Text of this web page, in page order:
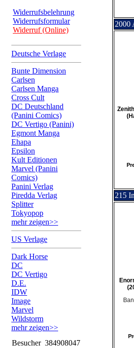
Widerrufsbelehrung
Widerrufsformular
Widerruf (Online)
Deutsche Verlage
Bunte Dimension
Carlsen
Carlsen Manga
Cross Cult
DC Deutschland
(Panini Comics)
DC Vertigo (Panini)
Egmont Manga
Ehapa
Epsilon
Kult Editionen
Marvel (Panini
Comics)
Panini Verlag
Piredda Verlag
Splitter
Tokyopop
mehr zeigen>>
US Verlage
Dark Horse
DC
DC Vertigo
D.E.
IDW
Image
Marvel
Wildstorm
mehr zeigen>>
Besucher 384908047
2000
215